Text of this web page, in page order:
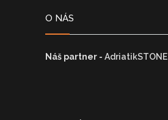
O NÁS
Náš partner - AdriatikSTONE